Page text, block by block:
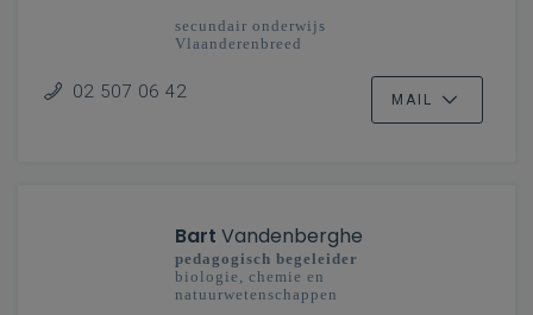
secundair onderwijs
Vlaanderenbreed
02 507 06 42 MAIL
Bart Vandenberghe
pedagogisch begeleider
biologie, chemie en
natuurwetenschappen